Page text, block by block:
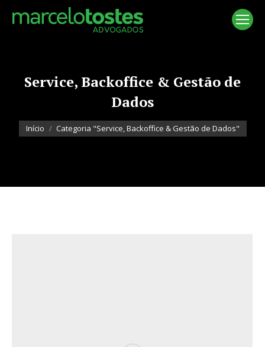
Service, Backoffice & Gestão de
Dados
Você está aqui:
Início Categoria "Service, Backoffice & Gestão de Dados"